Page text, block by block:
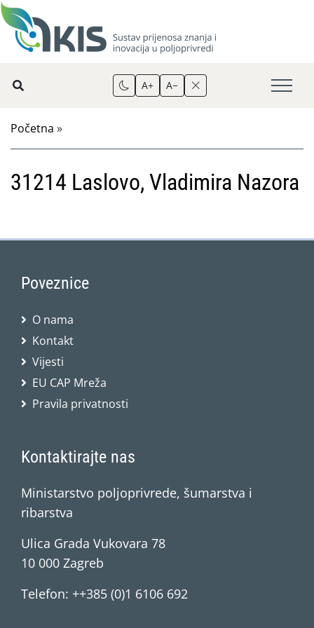
A+ A−
Početna »
31214 Laslovo, Vladimira Nazora
Poveznice
O nama
Kontakt
Vijesti
EU CAP Mreža
Pravila privatnosti
Kontaktirajte nas
Ministarstvo poljoprivrede, šumarstva i
ribarstva
Ulica Grada Vukovara 78
10 000 Zagreb
Telefon: ++385 (0)1 6106 692